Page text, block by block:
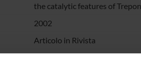
the catalytic features of
2002
Articolo in Rivista